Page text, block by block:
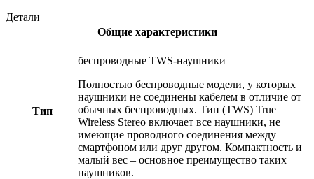
Детали
Общие характеристики
Тип
беспроводные TWS-наушники
Полностью беспроводные модели, у которых
наушники не соединены кабелем в отличие от
обычных беспроводных. Тип (TWS) True
Wireless Stereo включает все наушники, не
имеющие проводного соединения между
смартфоном или друг другом. Компактность и
малый вес – основное преимущество таких
наушников.